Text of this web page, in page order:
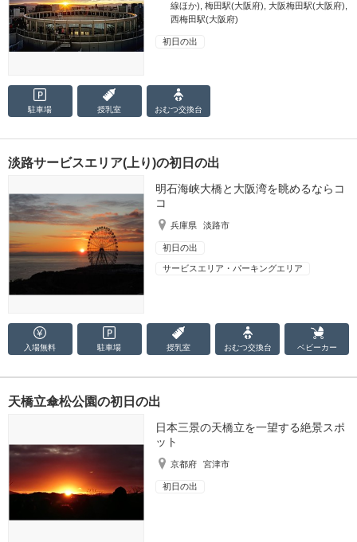
線ほか) ,梅田駅(大阪府) ,大阪梅田駅(大阪府)
西梅田駅(大阪府)
初日の出
駐車場 授乳室 おむつ交換台
淡路サービスエリア(上り)の初日の出
明石海峡大橋と大阪湾を眺めるならコ
コ
兵庫県 淡路市
初日の出
サービスエリア・パーキングエリア
入場無料 駐車場 授乳室 おむつ交換台 ベビーカー
天橋立傘松公園の初日の出
日本三景の天橋立を一望する絶景スポ
ット
京都府 宮津市
初日の出